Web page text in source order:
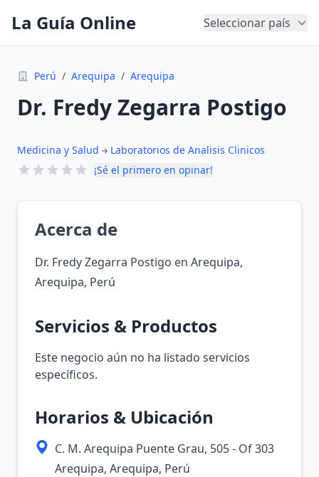
La Guía Online Seleccionar país
Perú / Arequipa / Arequipa
Dr. Fredy Zegarra Postigo
Medicina y Salud
Laboratorios de Analisis Clinicos
¡Sé el primero en opinar!
Acerca de
Dr. Fredy Zegarra Postigo en Arequipa,
Arequipa, Perú
Servicios & Productos
Este negocio aún no ha listado servicios
específicos.
Horarios & Ubicación
C. M. Arequipa Puente Grau, 505 - Of 303
Arequipa, Arequipa, Perú